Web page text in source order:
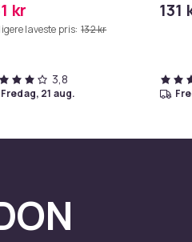
kr
laveste pris: 132 kr
3,8
fredag, 21 aug.
131